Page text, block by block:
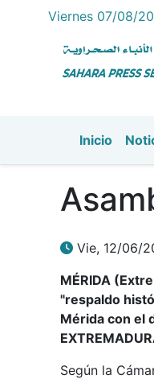
Viernes 07/08/
Inicio
Vie, 12/06/
MÉRIDA
"respaldo
Mérida con el
Según la